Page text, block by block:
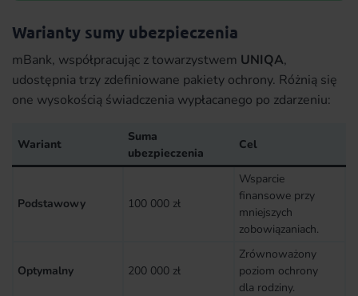
Warianty sumy ubezpieczenia
mBank, współpracując z towarzystwem UNIQA,
udostępnia trzy zdefiniowane pakiety ochrony. Różnią się
one wysokością świadczenia wypłacanego po zdarzeniu:
Wariant
Suma
ubezpieczenia
Cel
Podstawowy 100 000 zł
Wsparcie
finansowe przy
mniejszych
zobowiązaniach.
Optymalny 200 000 zł
Zrównoważony
poziom ochrony
dla rodziny.